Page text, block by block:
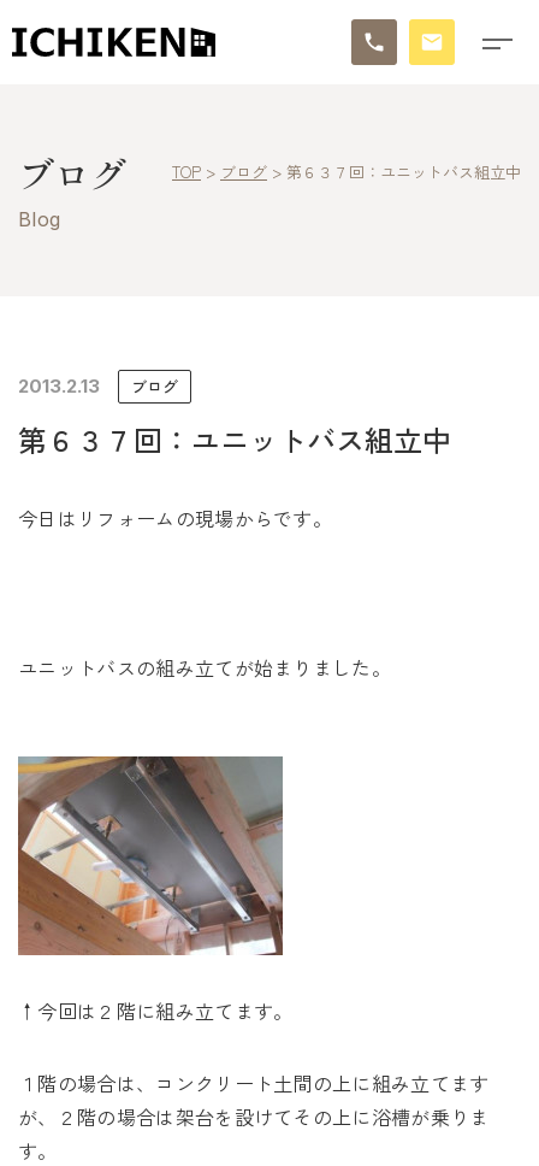
ブログ
イチケンの家づくり
モデルハウス
Tel. 0257-27-2157
ブログ
Blog
TOP > ブログ > 第６３７回：ユニットバス組立中
2013.2.13 ブログ
第６３７回：ユニットバス組立中
今日はリフォームの現場からです。
ユニットバスの組み立てが始まりました。
↑今回は２階に組み立てます。
１階の場合は、コンクリート土間の上に組み立てます
が、２階の場合は架台を設けてその上に浴槽が乗りま
す。